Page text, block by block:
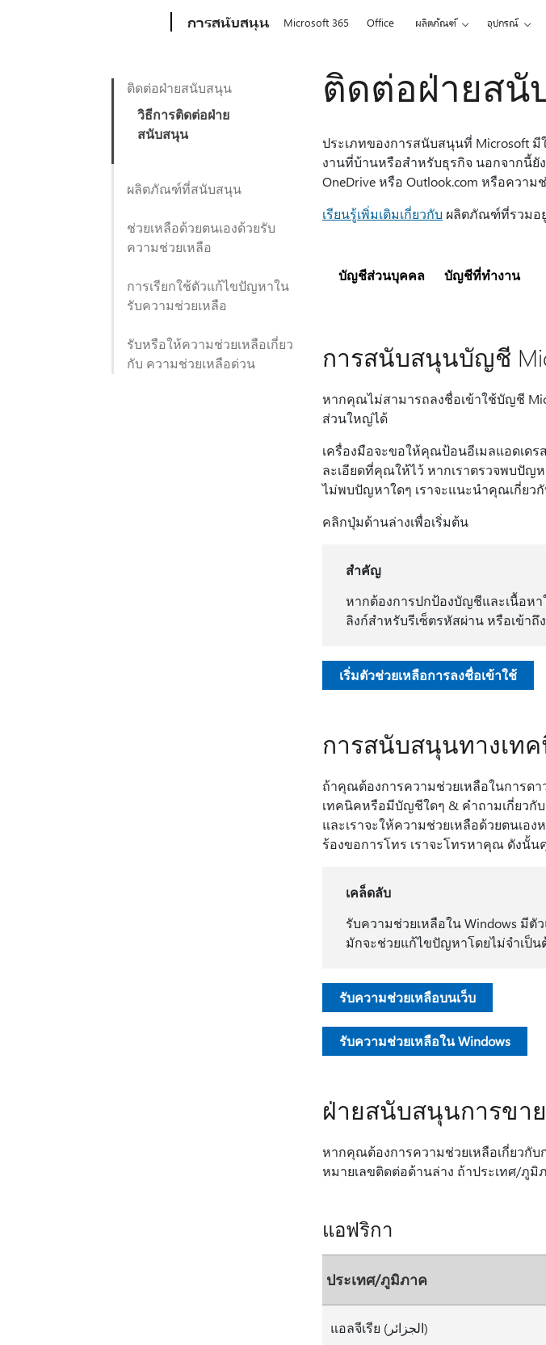
การสนับสนุน Microsoft 365 Office ผลิตภัณฑ์ อุปกรณ์
ติดต่อฝ่ายสนับสนุน
วิธีการติดต่อฝ่าย
สนับสนุน
ผลิตภัณฑ์ที่สนับสนุน
ช่วยเหลือด้วยตนเองด้วยรับ
ความช่วยเหลือ
การเรียกใช้ตัวแก้ไขปัญหาใน
รับความช่วยเหลือ
รับหรือให้ความช่วยเหลือเกี่ยว
กับ ความช่วยเหลือด่วน
ติดต่อฝ่ายสนั
ประเภทของการสนับสนุนที่
งานที่บ้านหรือสําหรับธุรกิจ นอกจากนี้
OneDrive หรือ Outlook.com หรือควา
เรียนรู้เพิ่มเติมเกี่ยวกับ ผลิตภัณฑ์ที่รวมอ
บัญชีส่วนบุคคล บัญชีที่ทํางาน
การสนับสนุนบัญชี
หากคุณไม่สามารถลงชื่อเข้าใช้บัญชี
ส่วนใหญ่ได้
เครื่องมือจะขอให้คุณป้อนอีเมลแอดเด
ละเอียดที่คุณให้ไว้ หากเราตรวจพบปั
ไม่พบปัญหาใดๆ เราจะแนะนําคุณเกี่ย
คลิกปุ่มด้านล่างเพื่อเริ่มต้น
สำคัญ
หากต้องการปกป้องบัญชีและเนื้อห
ลิงก์สำหรับรีเซ็ตรหัสผ่าน หรือเข้า
เริ่มตัวช่วยเหลือการลงชื่อเข้าใช้
การสนับสนุนทางเท
ถ้าคุณต้องการความช่วยเหลือในการดา
เทคนิคหรือมีบัญชีใดๆ & คําถามเกี่ยวกั
และเราจะให้ความช่วยเหลือด้วยตนเ
ร้องขอการโทร เราจะโทรหาคุณ ดังนั้น
เคล็ดลับ
รับความช่วยเหลือใน Windows มี
มักจะช่วยแก้ไขปัญหาโดยไม่จําเป็
รับความช่วยเหลือบนเว็บ
รับความช่วยเหลือใน Windows
ฝ่ายสนับสนุนการขา
หากคุณต้องการความช่วยเหลือเกี่ยวกับ
หมายเลขติดต่อด้านล่าง ถ้าประเทศ/ภู
แอฟริกา
ประเทศ/ภูมิภาค
แอลจีเรีย (الجزائر)